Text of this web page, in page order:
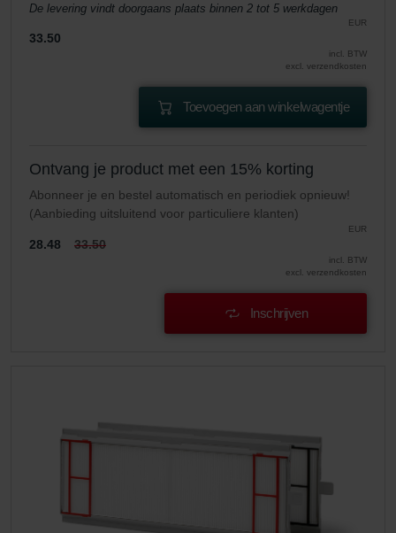
De levering vindt doorgaans plaats binnen 2 tot 5 werkdagen
EUR
33.50
incl. BTW
excl. verzendkosten
Toevoegen aan winkelwagentje
Ontvang je product met een 15% korting
Abonneer je en bestel automatisch en periodiek opnieuw!
(Aanbieding uitsluitend voor particuliere klanten)
EUR
28.48 33.50
incl. BTW
excl. verzendkosten
Inschrijven